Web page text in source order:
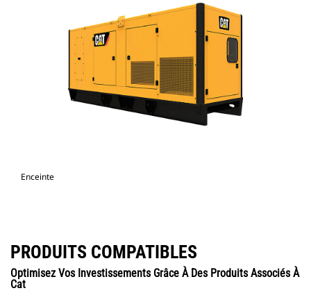
Enceinte
PRODUITS COMPATIBLES
Optimisez Vos Investissements Grâce À Des Produits Associés À
Cat